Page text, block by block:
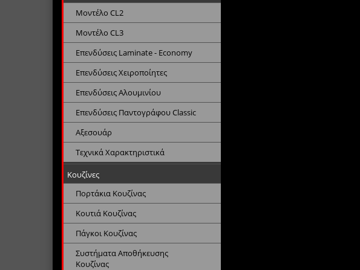
Μοντέλο CL2
Μοντέλο CL3
Επενδύσεις Laminate - Economy
Επενδύσεις Χειροποίητες
Επενδύσεις Αλουμινίου
Επενδύσεις Παντογράφου Classic
Αξεσουάρ
Τεχνικά Χαρακτηριστικά
Κουζίνες
Πορτάκια Κουζίνας
Κουτιά Κουζίνας
Πάγκοι Κουζίνας
Συστήματα Αποθήκευσης
Κουζίνας